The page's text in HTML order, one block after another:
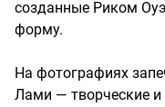
созданные Риком
форму.
На фотографиях
Лами — творческие